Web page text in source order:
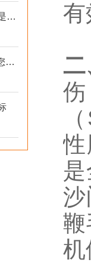
亿迅生物 肌红蛋白天然抗原的纯度是多少呢？
犬细小重组抗原CPV的应用范围，您了解吗？
二
鞭
机